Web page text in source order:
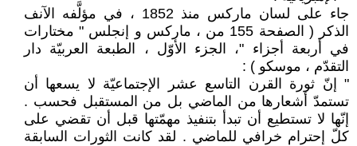
جاء على لسان ماركس منذ 1852 ، في مؤلَّفه الآنف
الذكر ( الصفحة 155 من ، ماركس و إنجلس " مختارات
في أربعة أجزاء "، الجزء الأوّل ، الطبعة العربيّة دار
التقدّم ، موسكو ) :
" إنّ ثورة القرن التاسع عشر الإجتماعيّة لا يسعها أن
تستمدّ أشعارها من الماضي بل من المستقبل فحسب .
إنّها لا تستطيع أن تبدأ بتنفيذ مهمّتها قبل أن تقضي على
كلّ إحترام خرافي للماضي . لقد كانت الثورات السابقة